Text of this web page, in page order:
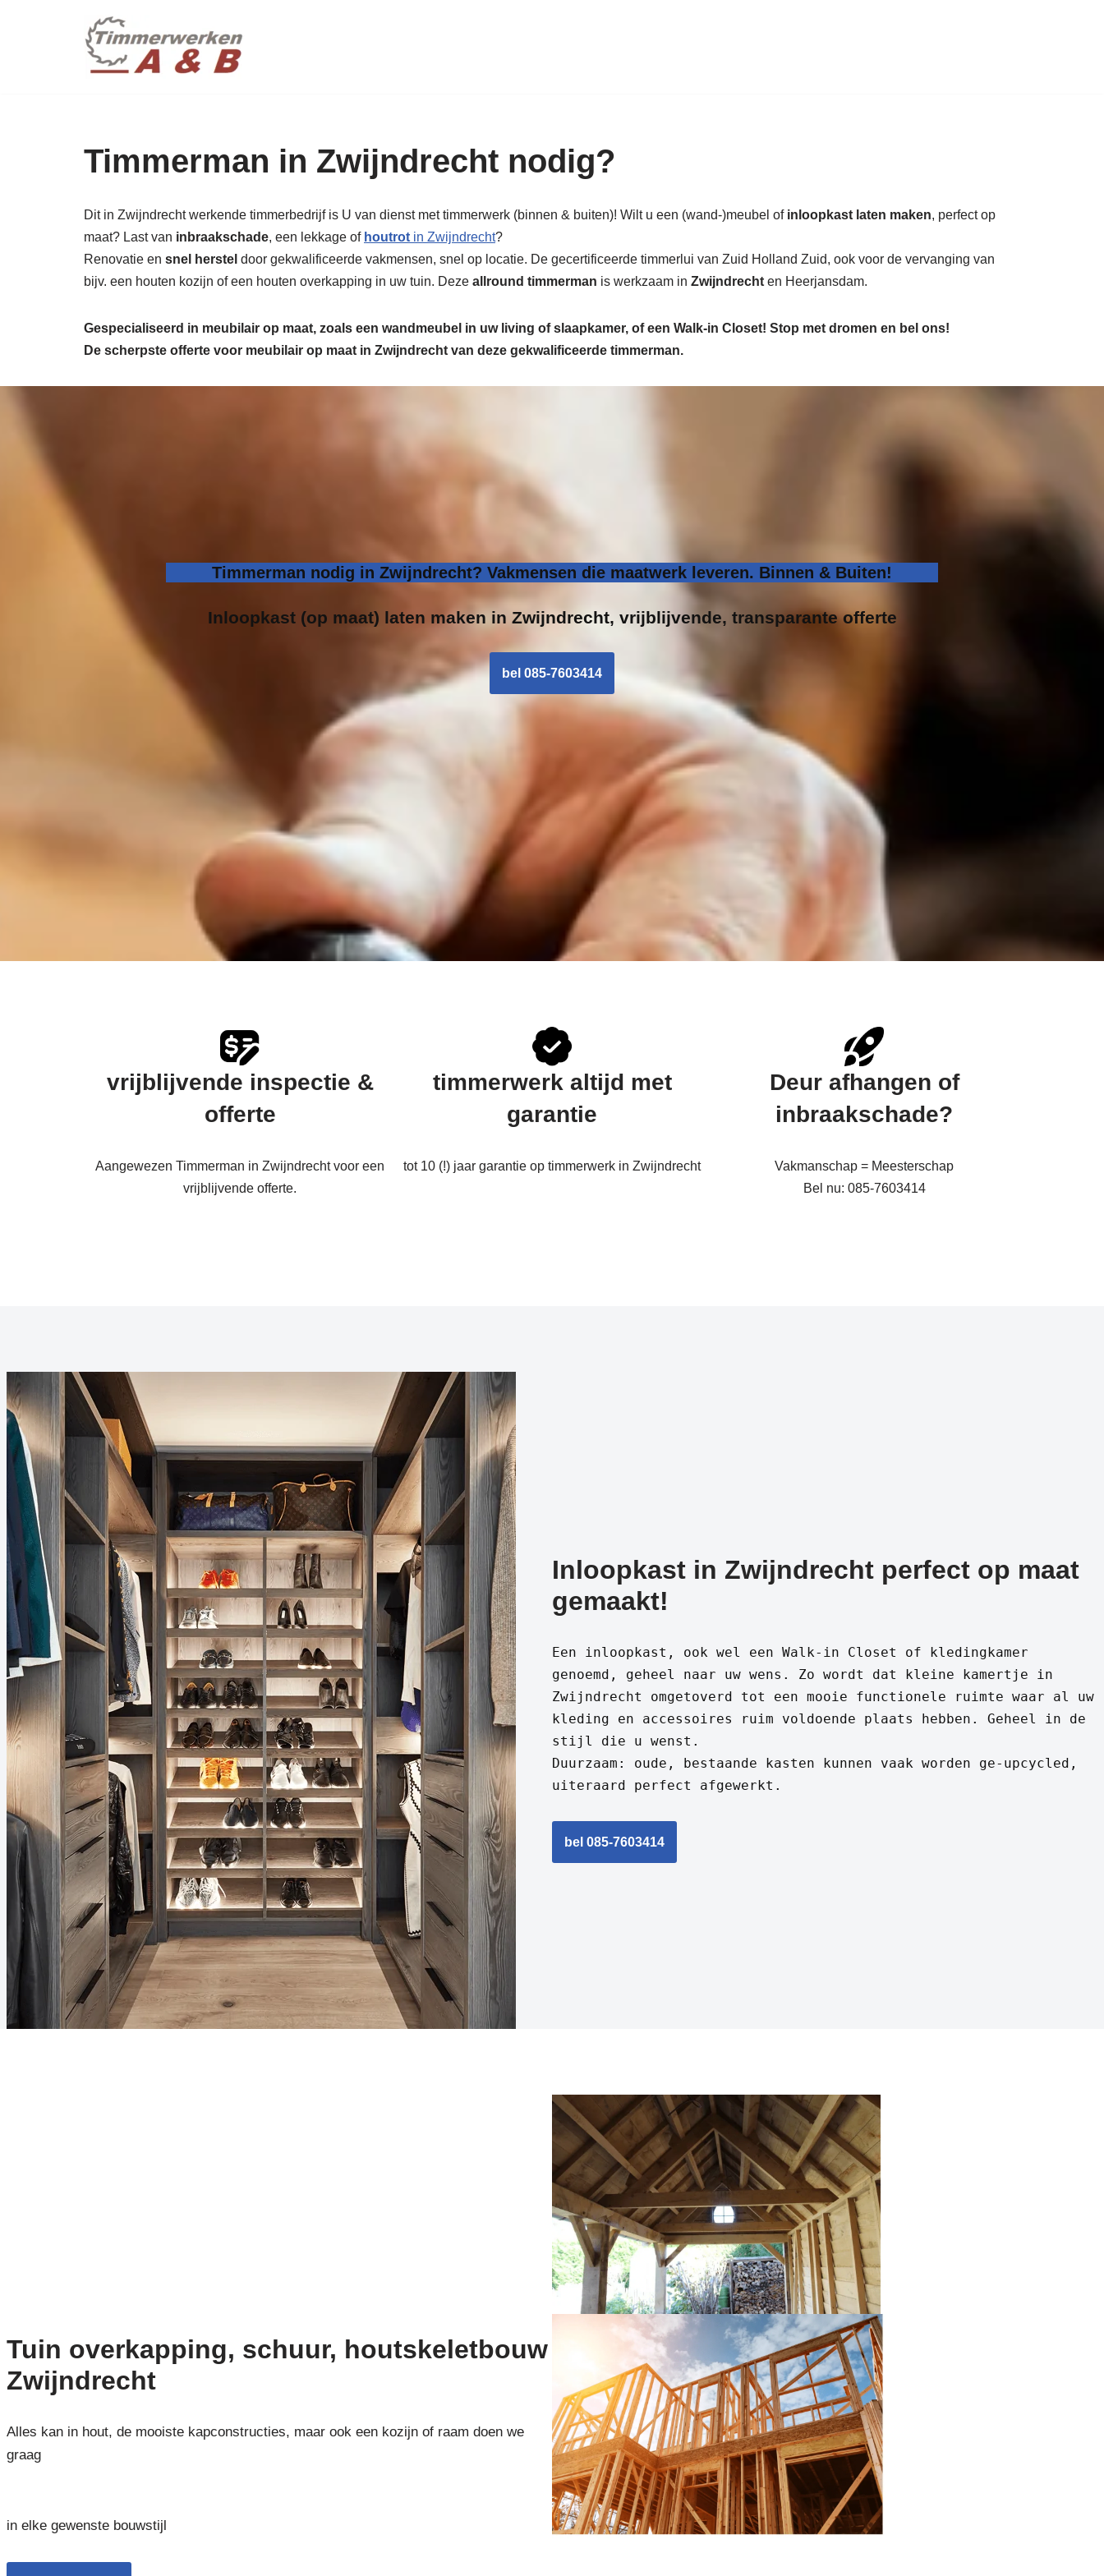
Timmerman in Zwijndrecht nodig?
Dit in Zwijndrecht werkende timmerbedrijf is U van dienst met timmerwerk (binnen & buiten)! Wilt u een (wand-)meubel of inloopkast laten maken, perfect op
maat? Last van inbraakschade, een lekkage of houtrot in Zwijndrecht?
Renovatie en snel herstel door gekwalificeerde vakmensen, snel op locatie. De gecertificeerde timmerlui van Zuid Holland Zuid, ook voor de vervanging van
bijv. een houten kozijn of een houten overkapping in uw tuin. Deze allround timmerman is werkzaam in Zwijndrecht en Heerjansdam.
Gespecialiseerd in meubilair op maat, zoals een wandmeubel in uw living of slaapkamer, of een Walk-in Closet! Stop met dromen en bel ons!
De scherpste offerte voor meubilair op maat in Zwijndrecht van deze gekwalificeerde timmerman.
Timmerman nodig in Zwijndrecht? Vakmensen die maatwerk leveren. Binnen & Buiten!
Inloopkast (op maat) laten maken in Zwijndrecht, vrijblijvende, transparante offerte
bel 085-7603414
vrijblijvende inspectie &
offerte
Aangewezen Timmerman in Zwijndrecht voor een
vrijblijvende offerte.
timmerwerk altijd met
garantie
tot 10 (!) jaar garantie op timmerwerk in Zwijndrecht
Deur afhangen of
inbraakschade?
Vakmanschap = Meesterschap
Bel nu: 085-7603414
Inloopkast in Zwijndrecht perfect op maat
gemaakt!
Een inloopkast, ook wel een Walk-in Closet of kledingkamer
genoemd, geheel naar uw wens. Zo wordt dat kleine kamertje in
Zwijndrecht omgetoverd tot een mooie functionele ruimte waar al uw
kleding en accessoires ruim voldoende plaats hebben. Geheel in de
stijl die u wenst.
Duurzaam: oude, bestaande kasten kunnen vaak worden ge-upcycled,
uiteraard perfect afgewerkt.
bel 085-7603414
Tuin overkapping, schuur, houtskeletbouw
Zwijndrecht
Alles kan in hout, de mooiste kapconstructies, maar ook een kozijn of raam doen we
graag
in elke gewenste bouwstijl